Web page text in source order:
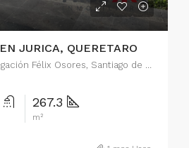
JURICA, QUERETARO
Privada Ciruelos, Delegación Félix Osores, Santiago de Querétaro, Municipio de Querétaro, Querétaro, 76100, México
267.3
m²